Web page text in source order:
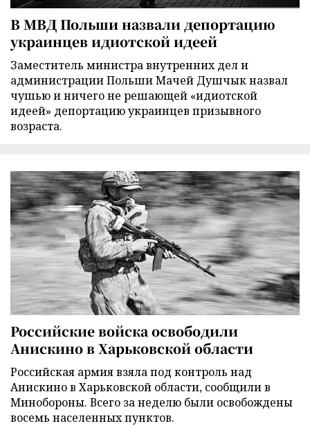
В МВД Польши назвали депортацию
украинцев идиотской идеей
Заместитель министра внутренних дел и
администрации Польши Мачей Душчык назвал
чушью и ничего не решающей «идиотской
идеей» депортацию украинцев призывного
возраста.
Российские войска освободили
Анискино в Харьковской области
Российская армия взяла под контроль над
Анискино в Харьковской области, сообщили в
Минобороны. Всего за неделю были освобождены
восемь населенных пунктов.